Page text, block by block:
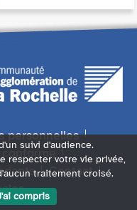
personnelles
Contact
suivi d'audience.
respecter votre vie privée,
traitement croisé.
compris